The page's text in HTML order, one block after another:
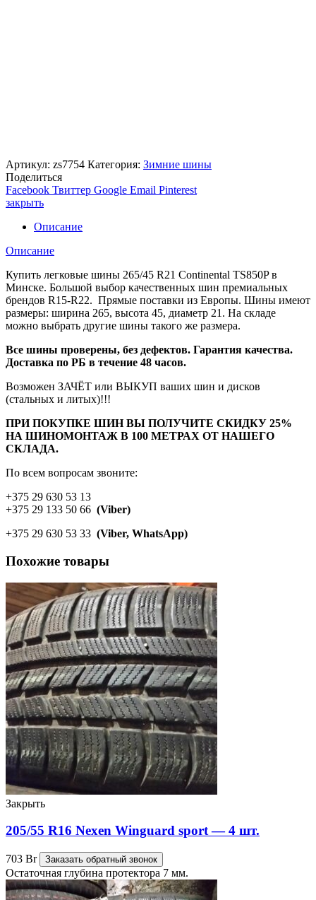
Артикул: zs7754 Категория: Зимние шины
Поделиться
Facebook Твиттер Google Email Pinterest
закрыть
Описание
Описание
Купить легковые шины 265/45 R21 Continental TS850P в
Минске. Большой выбор качественных шин премиальных
брендов R15-R22. Прямые поставки из Европы. Шины имеют
размеры: ширина 265, высота 45, диаметр 21. На складе
можно выбрать другие шины такого же размера.
Все шины проверены, без дефектов. Гарантия качества.
Доставка по РБ в течение 48 часов.
Возможен ЗАЧЁТ или ВЫКУП ваших шин и дисков
(стальных и литых)!!!
ПРИ ПОКУПКЕ ШИН ВЫ ПОЛУЧИТЕ СКИДКУ 25%
НА ШИНОМОНТАЖ В 100 МЕТРАХ ОТ НАШЕГО
СКЛАДА.
По всем вопросам звоните:
+375 29 630 53 13
+375 29 133 50 66 (Viber)
+375 29 630 53 33 (Viber, WhatsApp)
Похожие товары
Закрыть
205/55 R16 Nexen Winguard sport — 4 шт.
703 Br Заказать обратный звонок
Остаточная глубина протектора 7 мм.